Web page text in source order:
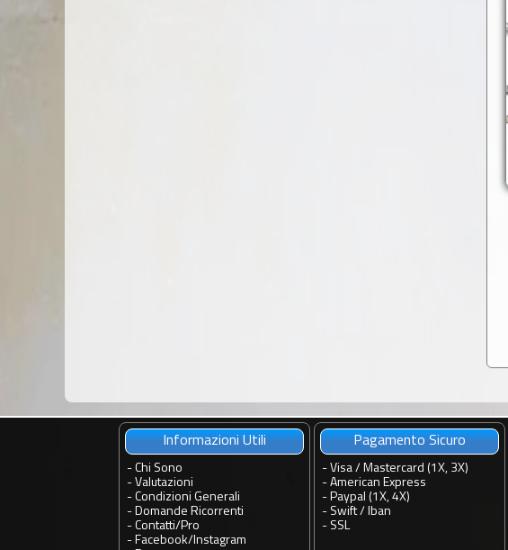
Informazioni Utili
- Chi Sono
- Valutazioni
- Condizioni Generali
- Domande Ricorrenti
- Contatti/ Pro
- Facebook/ Instagram
Pagamento Sicuro
- Visa / Mastercard (1X, 3X)
- American Express
- Paypal (1X, 4X)
- Swift / Iban
- SSL